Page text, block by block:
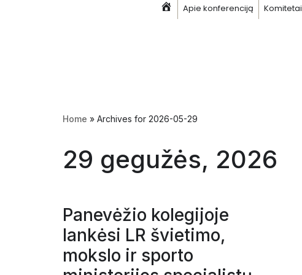
PagrindinisApie konferenciją Komitetai
Home » Archives for 2026-05-29
29 gegužės, 2026
Panevėžio kolegijoje
lankėsi LR švietimo,
mokslo ir sporto